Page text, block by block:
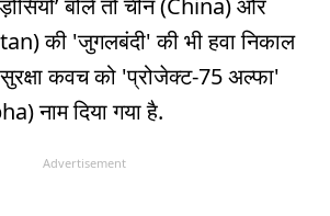
की 'जुगलबंदी' की भी हवा निकाल
कवच को 'प्रोजेक्ट-75 अल्फा'
नाम दिया गया है.
Advertisement